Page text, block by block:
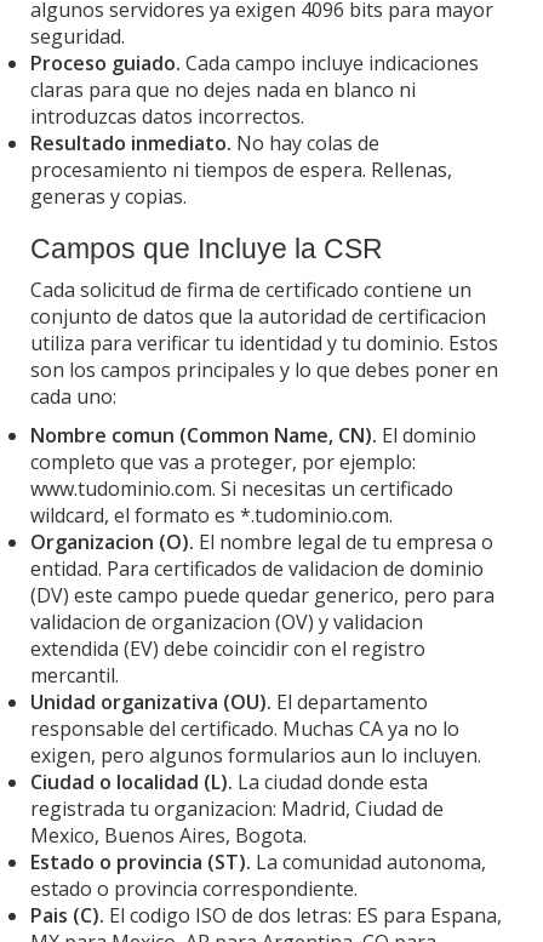
algunos servidores ya exigen 4096 bits para mayor
seguridad.
Proceso guiado. Cada campo incluye indicaciones
claras para que no dejes nada en blanco ni
introduzcas datos incorrectos.
Resultado inmediato. No hay colas de
procesamiento ni tiempos de espera. Rellenas,
generas y copias.
Campos que Incluye la CSR
Cada solicitud de firma de certificado contiene un
conjunto de datos que la autoridad de certificacion
utiliza para verificar tu identidad y tu dominio. Estos
son los campos principales y lo que debes poner en
cada uno:
Nombre comun (Common Name, CN). El dominio
completo que vas a proteger, por ejemplo:
www.tudominio.com. Si necesitas un certificado
wildcard, el formato es *.tudominio.com.
Organizacion (O). El nombre legal de tu empresa o
entidad. Para certificados de validacion de dominio
(DV) este campo puede quedar generico, pero para
validacion de organizacion (OV) y validacion
extendida (EV) debe coincidir con el registro
mercantil.
Unidad organizativa (OU). El departamento
responsable del certificado. Muchas CA ya no lo
exigen, pero algunos formularios aun lo incluyen.
Ciudad o localidad (L). La ciudad donde esta
registrada tu organizacion: Madrid, Ciudad de
Mexico, Buenos Aires, Bogota.
Estado o provincia (ST). La comunidad autonoma,
estado o provincia correspondiente.
Pais (C). El codigo ISO de dos letras: ES para Espana,